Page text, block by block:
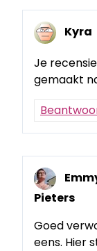
Kyra
Je
gemaakt
Pieters
Goed
eens. Hier